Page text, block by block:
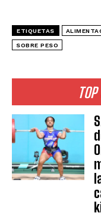
ETIQUETAS
SOBRE PESO